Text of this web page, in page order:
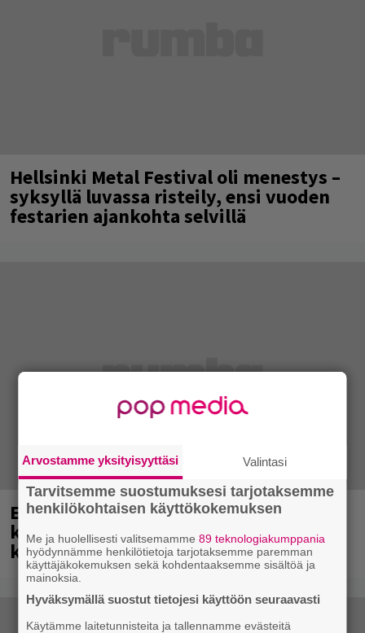
Hellsinki Metal Festival oli menestys –
syksyllä luvassa risteily, ensi vuoden
festarien ajankohta selvillä
Eppu Normaali soitti viimeisen
keikkansa – nämä kappaleet sillä
kuultiin
Arvostamme yksityisyyttäsi Valintasi
Tarvitsemme suostumuksesi tarjotaksemme
henkilökohtaisen käyttökokemuksen
Me ja huolellisesti valitsemamme89 teknologiakumppania
hyödynnämme henkilötietoja tarjotaksemme paremman
käyttäjäkokemuksen sekä kohdentaaksemme sisältöä ja
mainoksia.
Hyväksymällä suostut tietojesi käyttöön seuraavasti
Käytämme laitetunnisteita ja tallennamme evästeitä